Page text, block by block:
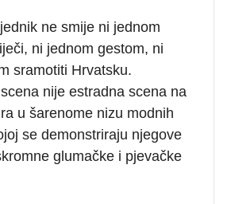
ne smije ni jednom
ni jednom gestom, ni
sramotiti Hrvatsku.
nije estradna scena na
u šarenome nizu modnih
se demonstriraju njegove
glumačke i pjevačke